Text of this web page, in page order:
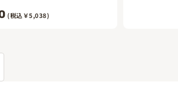
(税込￥5,038)